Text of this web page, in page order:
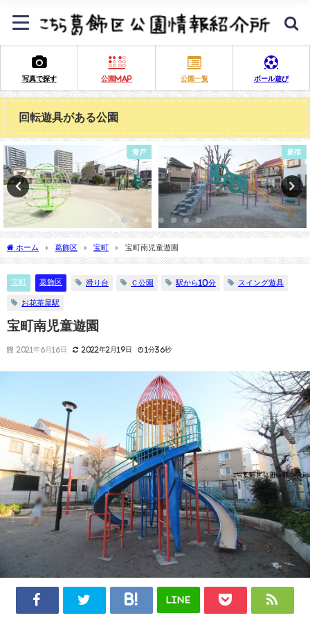
写真で探す 公園MAP 公園一覧 ボール遊び
回転遊具がある公園
新宿 ボール遊び
ホーム 葛飾区 宝町 宝町南児童遊園
宝町 葛飾区 滑り台 Ｃ公園 駅から10分 スイング遊具
お花茶屋駅
宝町南児童遊園
2021年6月16日 2022年2月19日 1分36秒
LINE